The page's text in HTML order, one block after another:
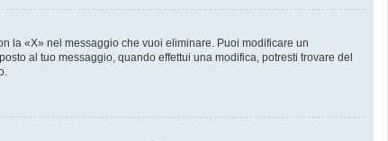
la «X» nel messaggio che vuoi eliminare. Puoi modificare un
al tuo messaggio, quando effettui una modifica, potresti trovare del